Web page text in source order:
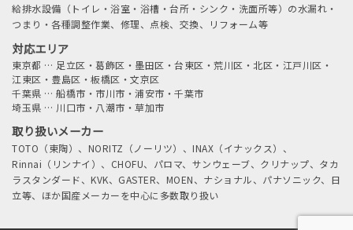
給排水設備（トイレ・浴室・浴槽・台所・シンク・洗面所等）の水漏れ・
つまり・各種調整作業、修理、点検、交換、リフォーム等
対応エリア
東京都 … 足立区・葛飾区・墨田区・台東区・荒川区・北区・江戸川区・
江東区・豊島区・板橋区・文京区
千葉県 … 船橋市・市川市・浦安市・千葉市
埼玉県 … 川口市・八潮市・草加市
取り扱いメーカー
TOTO（東陶）、NORITZ（ノーリツ）、INAX（イナックス）、
Rinnai（リンナイ）、CHOFU、パロマ、サンウェーブ、クリナップ、タカ
ラスタンダード、KVK、GASTER、MOEN、ナショナル、パナソニック、日
立等、ほか国産メーカーを中心に多数取り扱い